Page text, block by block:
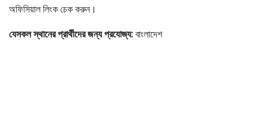
অফিসিয়াল লিংক চেক করুন।
যেসকল স্থানের প্রার্থীদের জন্য প্রযোজ্য:বাংলাদেশ